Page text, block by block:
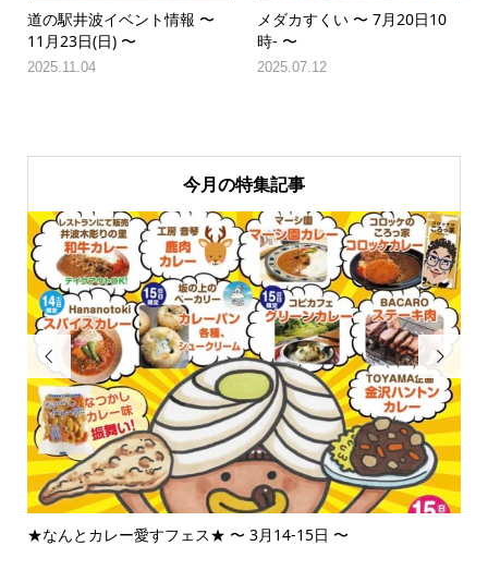
道の駅井波イベント情報 〜
11月23日(日) 〜
2025.11.04
メダカすくい 〜 7月20日10
時- 〜
2025.07.12
今月の特集記事

★なんとカレー愛すフェス★ 〜 3月14-15日 〜
